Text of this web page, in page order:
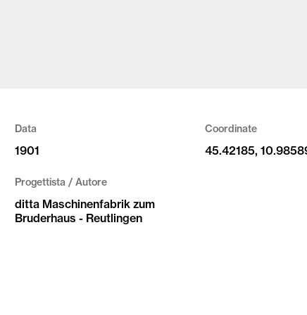
Data
1901
Coordinate
45.42185,
Progettista / Autore
ditta Maschinenfabrik zum
Bruderhaus - Reutlingen